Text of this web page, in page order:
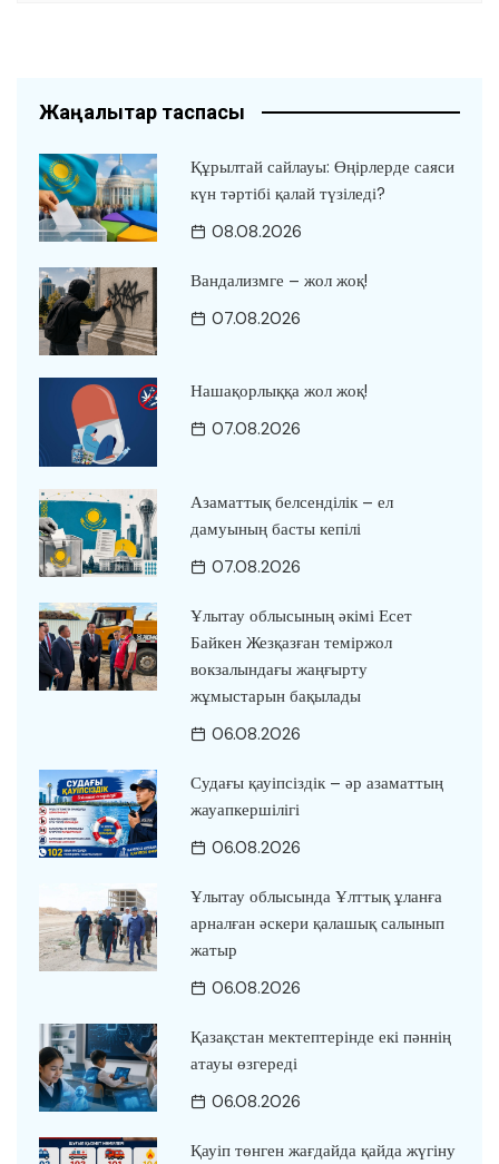
Жаңалықтар таспасы
Құрылтай сайлауы: Өңірлерде саяси
күн тәртібі қалай түзіледі?
08.08.2026
Вандализмге – жол жоқ!
07.08.2026
Нашақорлыққа жол жоқ!
07.08.2026
Азаматтық белсенділік – ел
дамуының басты кепілі
07.08.2026
Ұлытау облысының әкімі Есет
Байкен Жезқазған теміржол
вокзалындағы жаңғырту
жұмыстарын бақылады
06.08.2026
Судағы қауіпсіздік – әр азаматтың
жауапкершілігі
06.08.2026
Ұлытау облысында Ұлттық ұланға
арналған әскери қалашық салынып
жатыр
06.08.2026
Қазақстан мектептерінде екі пәннің
атауы өзгереді
06.08.2026
Қауіп төнген жағдайда қайда жүгіну